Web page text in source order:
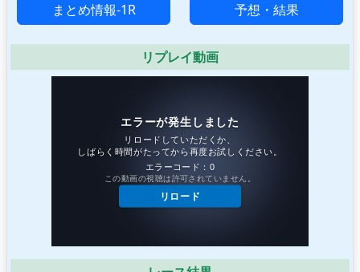
まとめ情報-1R 予想・結果
リプレイ動画